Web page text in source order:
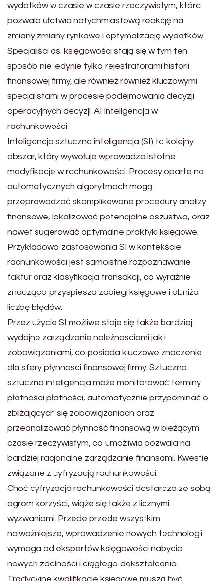
wydatków w czasie w czasie rzeczywistym, która
pozwala ułatwia natychmiastową reakcję na
zmiany zmiany rynkowe i optymalizację wydatków.
Specjaliści ds. księgowości stają się w tym ten
sposób nie jedynie tylko rejestratorami historii
finansowej firmy, ale również również kluczowymi
specjalistami w procesie podejmowania decyzji
operacyjnych decyzji. AI inteligencja w
rachunkowości
Inteligencja sztuczna inteligencja (SI) to kolejny
obszar, który wywołuje wprowadza istotne
modyfikacje w rachunkowości. Procesy oparte na
automatycznych algorytmach mogą
przeprowadzać skomplikowane procedury analizy
finansowe, lokalizować potencjalne oszustwa, oraz
nawet sugerować optymalne praktyki księgowe.
Przykładowo zastosowania SI w kontekście
rachunkowości jest samoistne rozpoznawanie
faktur oraz klasyfikacja transakcji, co wyraźnie
znacząco przyspiesza zabiegi księgowe i obniża
liczbę błędów.
Przez użycie SI możliwe staje się także bardziej
wydajne zarządzanie należnościami jak i
zobowiązaniami, co posiada kluczowe znaczenie
dla sfery płynności finansowej firmy. Sztuczna
sztuczna inteligencja może monitorować terminy
płatności płatności, automatycznie przypominać o
zbliżających się zobowiązaniach oraz
przeanalizować płynność finansową w bieżącym
czasie rzeczywistym, co umożliwia pozwala na
bardziej racjonalne zarządzanie finansami. Kwestie
związane z cyfryzacją rachunkowości.
Choć cyfryzacja rachunkowości dostarcza ze sobą
ogrom korzyści, wiąże się także z licznymi
wyzwaniami. Przede przede wszystkim
najważniejsze, wprowadzenie nowych technologii
wymaga od ekspertów księgowości nabycia
nowych zdolności i ciągłego dokształcania.
Tradycyjne kwalifikacje księgowe muszą być